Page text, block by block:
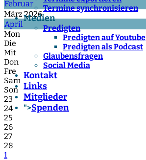
Termine synchronisieren
Medien
Predigten
Predigten auf Youtube
Predigten als Podcast
Glaubensfragen
Social Media
Kontakt
Links
Mitglieder
">Spenden
Februar
März 2026
April
Mon
Die
Mit
Don
Fre
Sam
Son
23
24
25
26
27
28
1